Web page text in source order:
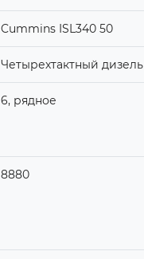
Cummins ISL340 50
Четырехтактный дизель
6, рядное
8880